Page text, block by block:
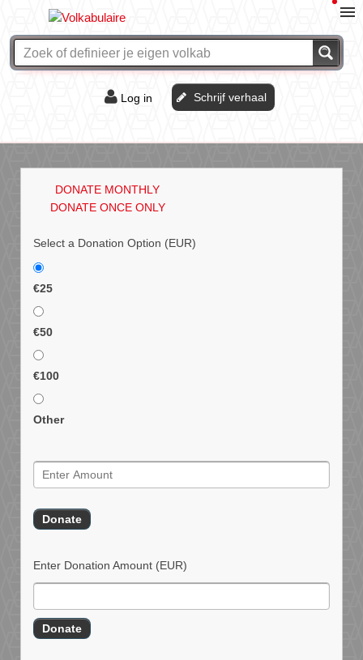
Log in Schrijf verhaal
DONATE MONTHLY
DONATE ONCE ONLY
Select a Donation Option (EUR)
€25
€50
€100
Other
Enter Donation Amount (EUR)